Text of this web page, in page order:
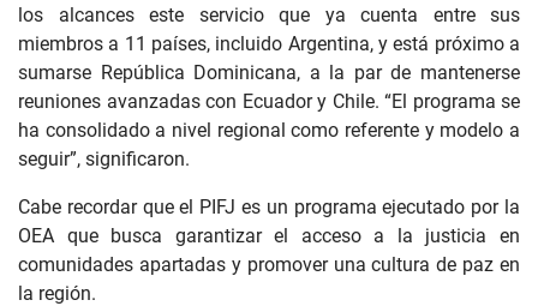
los alcances este servicio que ya cuenta entre sus
miembros a 11 países, incluido Argentina, y está próximo a
sumarse República Dominicana, a la par de mantenerse
reuniones avanzadas con Ecuador y Chile. “El programa se
ha consolidado a nivel regional como referente y modelo a
seguir”, significaron.
Cabe recordar que el PIFJ es un programa ejecutado por la
OEA que busca garantizar el acceso a la justicia en
comunidades apartadas y promover una cultura de paz en
la región.